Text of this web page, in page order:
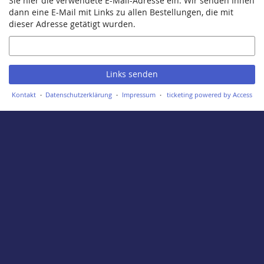
dann eine E-Mail mit Links zu allen Bestellungen, die mit
dieser Adresse getätigt wurden.
E-
Mail
Links senden
Kontakt Datenschutzerklärung Impressum ticketing powered by Access